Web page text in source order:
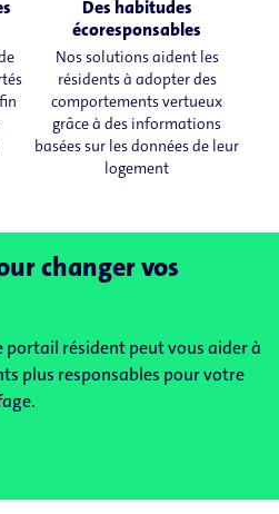
Des habitudes
écoresponsables
Nos solutions aident les
résidents à adopter des
comportements vertueux
grâce à des informations
basées sur les données de leur
logement
changer vos
résident peut vous aider à
plus responsables pour votre